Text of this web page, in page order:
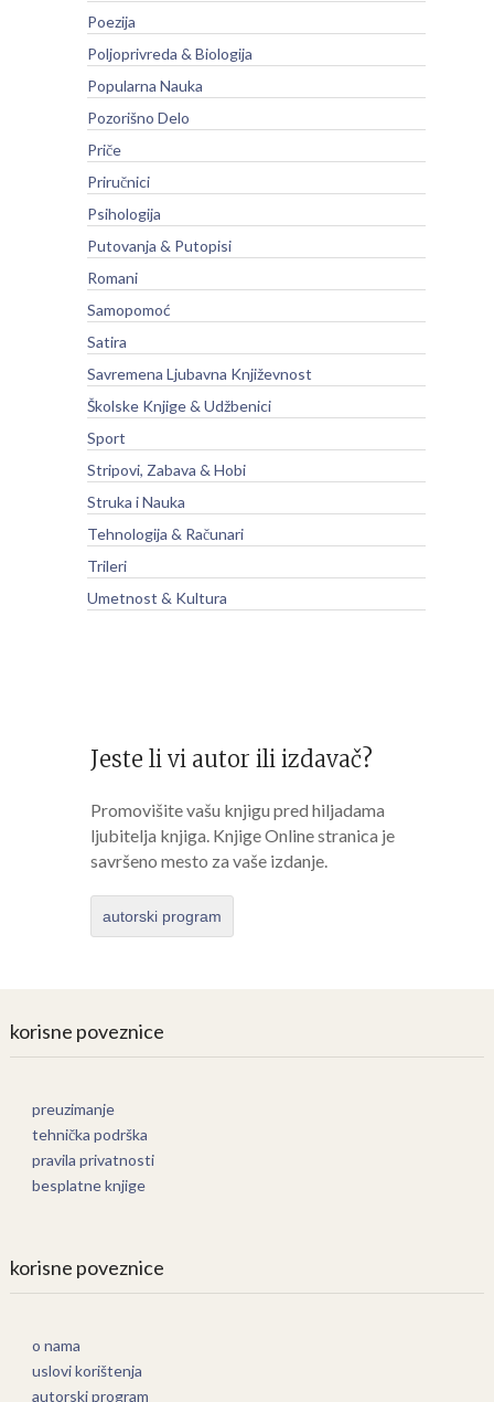
Poezija
Poljoprivreda & Biologija
Popularna Nauka
Pozorišno Delo
Priče
Priručnici
Psihologija
Putovanja & Putopisi
Romani
Samopomoć
Satira
Savremena Ljubavna Književnost
Školske Knjige & Udžbenici
Sport
Stripovi, Zabava & Hobi
Struka i Nauka
Tehnologija & Računari
Trileri
Umetnost & Kultura
Jeste li vi autor ili izdavač?
Promovišite vašu knjigu pred hiljadama
ljubitelja knjiga. Knjige Online stranica je
savršeno mesto za vaše izdanje.
autorski program
korisne poveznice
preuzimanje
tehnička podrška
pravila privatnosti
besplatne knjige
korisne poveznice
o nama
uslovi korištenja
autorski program